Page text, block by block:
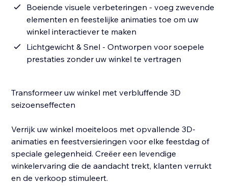
Boeiende visuele verbeteringen - voeg zwevende
elementen en feestelijke animaties toe om uw
winkel interactiever te maken
Lichtgewicht & Snel - Ontworpen voor soepele
prestaties zonder uw winkel te vertragen
Transformeer uw winkel met verbluffende 3D
seizoenseffecten
Verrijk uw winkel moeiteloos met opvallende 3D-
animaties en feestversieringen voor elke feestdag of
speciale gelegenheid. Creëer een levendige
winkelervaring die de aandacht trekt, klanten verrukt
en de verkoop stimuleert.